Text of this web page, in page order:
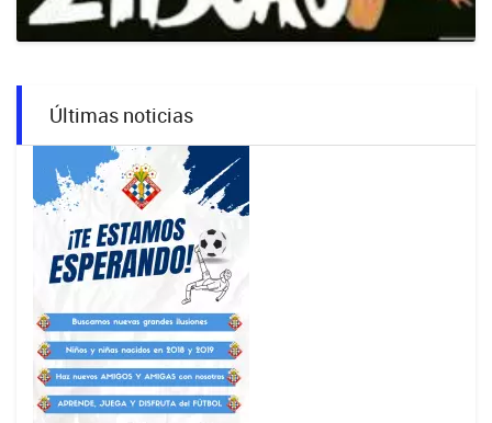
Últimas noticias